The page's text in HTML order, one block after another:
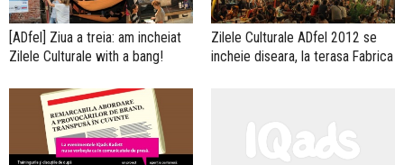
[ADfel] Ziua a treia: am incheiat
Zilele Culturale with a bang!
Zilele Culturale ADfel 2012 se
incheie diseara, la terasa Fabrica